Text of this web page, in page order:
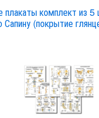
плакаты комплект из 5
Сапину (покрытие